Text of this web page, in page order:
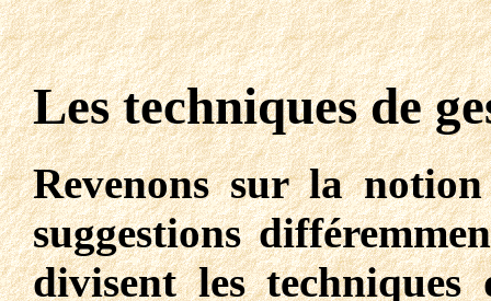
Les techniques de
Revenons sur la
suggestions
divisent les techniques